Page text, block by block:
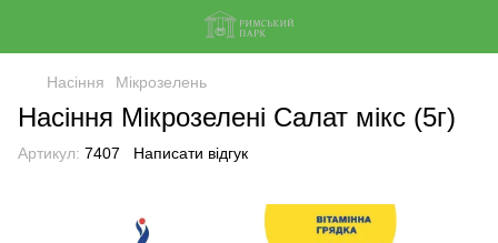
Насіння Мікрозелень
Насіння Мікрозелені Салат мiкс (5г)
Артикул: 7407 Написати відгук